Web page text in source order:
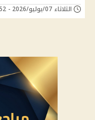
الثلاثاء 07/يوليو/2026 - 11:52 م